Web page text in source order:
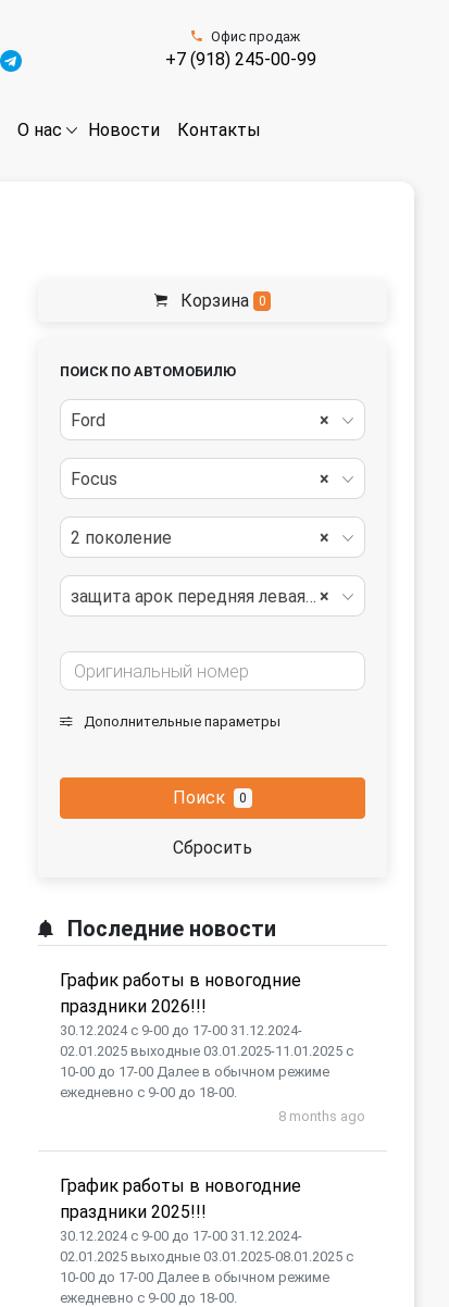
Офис продаж
+7 (918) 245-00-99
О нас Новости Контакты
Корзина 0
ПОИСК ПО АВТОМОБИЛЮ
×
Ford
×
Focus
×
2 поколение
×
защита арок передняя левая (подкрылок)
Дополнительные параметры
Поиск 0
Сбросить
Последние новости
График работы в новогодние
праздники 2026!!!
30.12.2024 с 9-00 до 17-00 31.12.2024-
02.01.2025 выходные 03.01.2025-11.01.2025 с
10-00 до 17-00 Далее в обычном режиме
ежедневно с 9-00 до 18-00.
8 months ago
График работы в новогодние
праздники 2025!!!
30.12.2024 с 9-00 до 17-00 31.12.2024-
02.01.2025 выходные 03.01.2025-08.01.2025 с
10-00 до 17-00 Далее в обычном режиме
ежедневно с 9-00 до 18-00.